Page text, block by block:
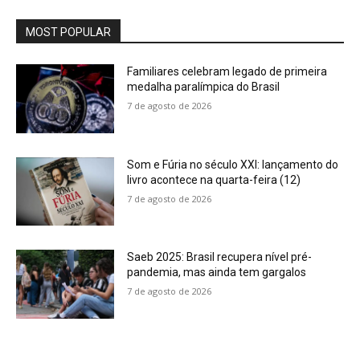
MOST POPULAR
Familiares celebram legado de primeira
medalha paralímpica do Brasil
7 de agosto de 2026
Som e Fúria no século XXI: lançamento do
livro acontece na quarta-feira (12)
7 de agosto de 2026
Saeb 2025: Brasil recupera nível pré-
pandemia, mas ainda tem gargalos
7 de agosto de 2026